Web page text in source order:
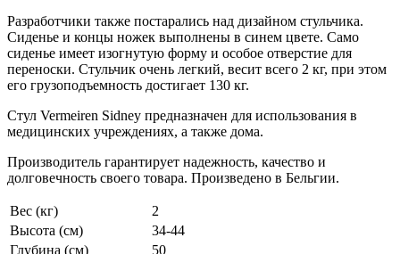
Разработчики также постарались над дизайном стульчика.
Сиденье и концы ножек выполнены в синем цвете. Само
сиденье имеет изогнутую форму и особое отверстие для
переноски. Стульчик очень легкий, весит всего 2 кг, при этом
его грузоподъемность достигает 130 кг.
Стул Vermeiren Sidney предназначен для использования в
медицинских учреждениях, а также дома.
Производитель гарантирует надежность, качество и
долговечность своего товара. Произведено в Бельгии.
Вес (кг)
2
Высота (см)
34-44
Глубина (см)
50